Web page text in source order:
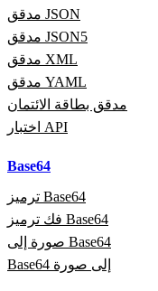
مدقق JSON
مدقق JSON5
مدقق XML
مدقق YAML
مدقق بطاقة الائتمان
اختبار API
Base64
ترميز Base64
فك ترميز Base64
صورة إلى Base64
Base64 إلى صورة